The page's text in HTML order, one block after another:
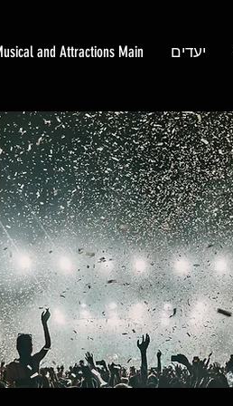
יעדים and Attractions Main